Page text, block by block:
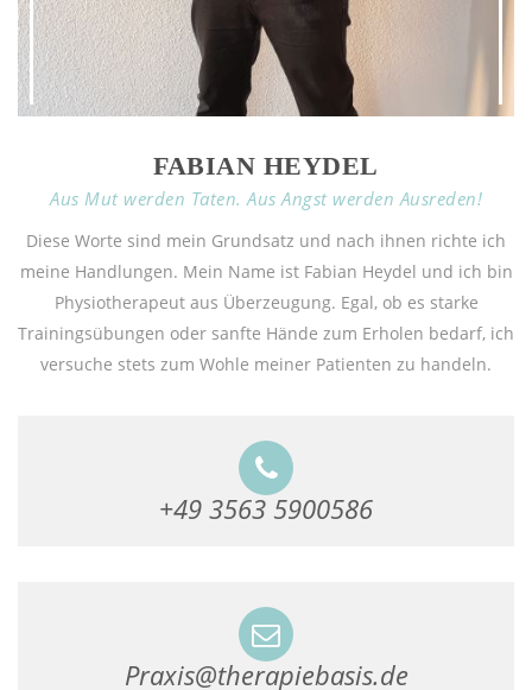
FABIAN HEYDEL
Aus Mut werden Taten. Aus Angst werden Ausreden!
Diese Worte sind mein Grundsatz und nach ihnen richte ich
meine Handlungen. Mein Name ist Fabian Heydel und ich bin
Physiotherapeut aus Überzeugung. Egal, ob es starke
Trainingsübungen oder sanfte Hände zum Erholen bedarf, ich
versuche stets zum Wohle meiner Patienten zu handeln.
+49 3563 5900586
Praxis@therapiebasis.de